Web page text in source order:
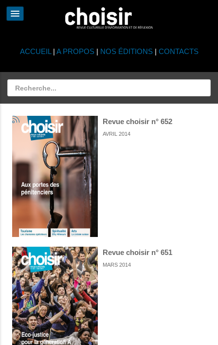
ACCUEIL | A PROPOS| NOS ÉDITIONS| CONTACTS
Revue choisir n° 652
AVRIL 2014
Revue choisir n° 651
MARS 2014